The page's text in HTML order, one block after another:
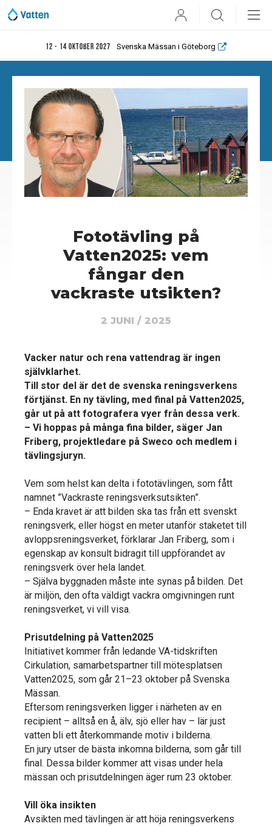
12 - 14 oktober 2027 Svenska Mässan i Göteborg
User Search
Fototävling på
Vatten2025: vem
fångar den
vackraste utsikten?
2 JUNI / 2025
Vacker natur och rena vattendrag är ingen
självklarhet.
Till stor del är det de svenska reningsverkens
förtjänst. En ny tävling, med final på Vatten2025,
går ut på att fotografera vyer från dessa verk.
– Vi hoppas på många fina bilder, säger Jan
Friberg, projektledare på Sweco och medlem i
tävlingsjuryn.
Vem som helst kan delta i fototävlingen, som fått
namnet ”Vackraste reningsverksutsikten”.
– Enda kravet är att bilden ska tas från ett svenskt
reningsverk, eller högst en meter utanför staketet till
avloppsreningsverket, förklarar Jan Friberg, som i
egenskap av konsult bidragit till uppförandet av
reningsverk över hela landet.
– Själva byggnaden måste inte synas på bilden. Det
är miljön, den ofta väldigt vackra omgivningen runt
reningsverket, vi vill visa.
Prisutdelning på Vatten2025
Initiativet kommer från ledande VA-tidskriften
Cirkulation, samarbetspartner till mötesplatsen
Vatten2025, som går 21–23 oktober på Svenska
Mässan.
Eftersom reningsverken ligger i närheten av en
recipient – alltså en å, älv, sjö eller hav – lär just
vatten bli ett återkommande motiv i bilderna.
En jury utser de bästa inkomna bilderna, som går till
final. Dessa bilder kommer att visas under hela
mässan och prisutdelningen äger rum 23 oktober.
Vill öka insikten
Avsikten med tävlingen är att höja reningsverkens